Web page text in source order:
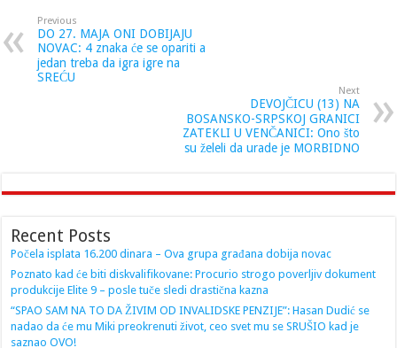
Previous
DO 27. MAJA ONI DOBIJAJU
NOVAC: 4 znaka će se opariti a
jedan treba da igra igre na
SREĆU
Next
DEVOJČICU (13) NA
BOSANSKO-SRPSKOJ GRANICI
ZATEKLI U VENČANICI: Ono što
su želeli da urade je MORBIDNO
Recent Posts
Počela isplata 16.200 dinara – Ova grupa građana dobija novac
Poznato kad će biti diskvalifikovane: Procurio strogo poverljiv dokument
produkcije Elite 9 – posle tuče sledi drastična kazna
“SPAO SAM NA TO DA ŽIVIM OD INVALIDSKE PENZIJE”: Hasan Dudić se
nadao da će mu Miki preokrenuti život, ceo svet mu se SRUŠIO kad je
saznao OVO!